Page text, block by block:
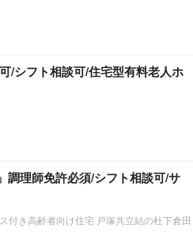
/シフト相談可/住宅型有料老人ホ
調理師免許必須/シフト相談可/サ
付き高齢者向け住宅 戸塚共立結の杜下倉田